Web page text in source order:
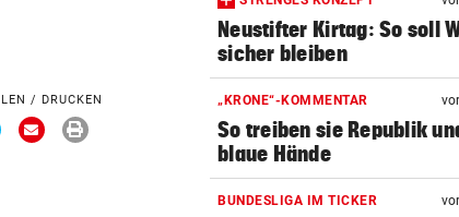
/ DRUCKEN
Via
Twitter
teilen
Via
Email
teilen
Drucken
Neustifter Kirtag: So soll
sicher bleiben
„KRONE“-KOMMENTAR
So treiben sie Republik
blaue Hände
BUNDESLIGA IM TICKER